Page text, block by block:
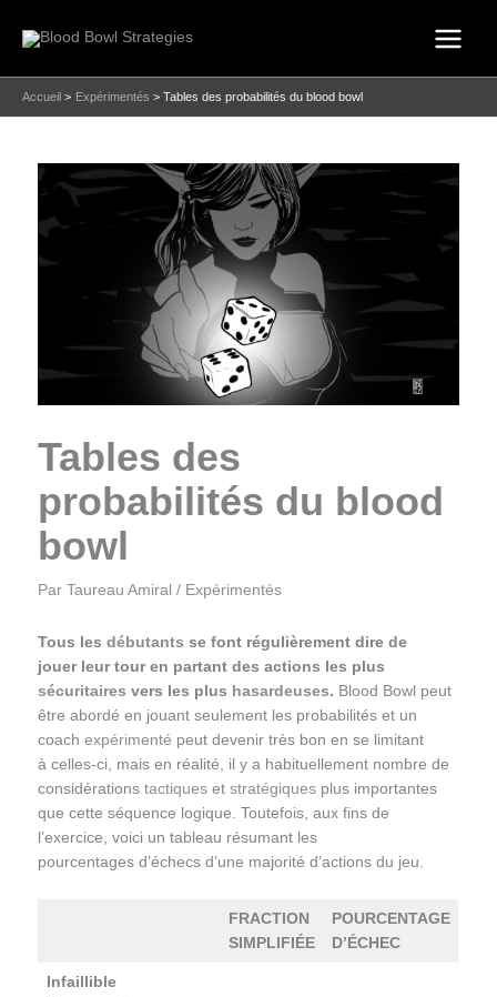
Accueil Expérimentés Tables des probabilités du blood bowl
Tables des
probabilités du blood
bowl
Par Taureau Amiral / Expérimentés
Tous les débutants se font régulièrement dire de
jouer leur tour en partant des actions les plus
sécuritaires vers les plus hasardeuses. Blood Bowl peut
être abordé en jouant seulement les probabilités et un
coach expérimenté peut devenir très bon en se limitant
à celles-ci, mais en réalité, il y a habituellement nombre de
considérations tactiqueset stratégiquesplus importantes
que cette séquence logique. Toutefois, aux fins de
l’exercice, voici un tableau résumant les
pourcentages d’échecs d’une majorité d’actions du jeu.
FRACTION
SIMPLIFIÉE
POURCENTAGE
D’ÉCHEC
Infaillible